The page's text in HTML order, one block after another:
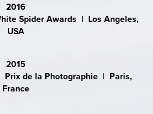
2016
Spider Awards | Los Angeles,
USA
2015
Prix de la Photographie | Paris,
France